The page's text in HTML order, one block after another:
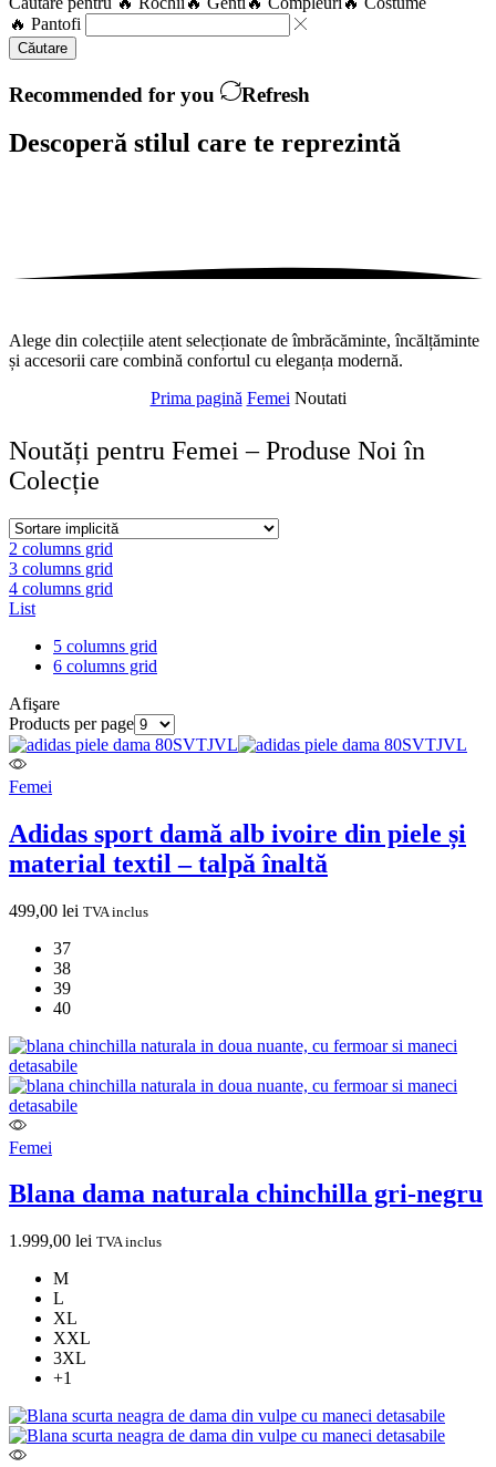
🔥 Pantofi
Căutare
Recommended for you Refresh
Descoperă stilul care te reprezintă
Alege din colecțiile atent selecționate de îmbrăcăminte, încălțăminte
și accesorii care combină confortul cu eleganța modernă.
Prima pagină Femei Noutati
Noutăți pentru Femei – Produse Noi în
Colecție
2 columns grid
3 columns grid
4 columns grid
List
5 columns grid
6 columns grid
Afişare
Products per page
Femei
Adidas sport damă alb ivoire din piele și
material textil – talpă înaltă
499,00 lei TVA inclus
37
38
39
40
Femei
Blana dama naturala chinchilla gri-negru
1.999,00 lei TVA inclus
M
L
XL
XXL
3XL
+1